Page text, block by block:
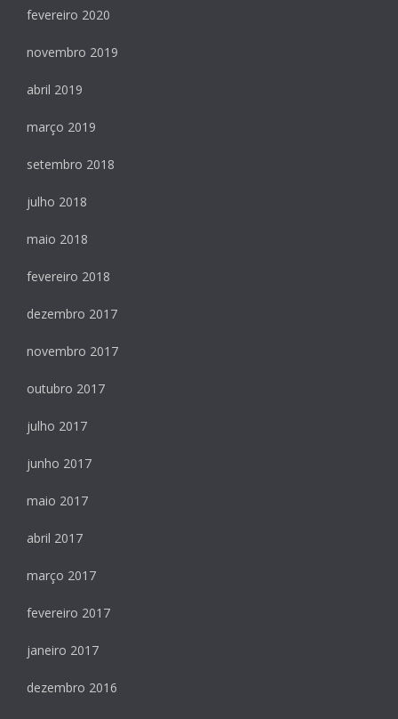
fevereiro 2020
novembro 2019
abril 2019
março 2019
setembro 2018
julho 2018
maio 2018
fevereiro 2018
dezembro 2017
novembro 2017
outubro 2017
julho 2017
junho 2017
maio 2017
abril 2017
março 2017
fevereiro 2017
janeiro 2017
dezembro 2016